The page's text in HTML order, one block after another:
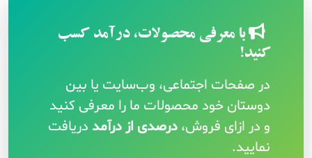
با معرفی محصولات، درآمد کسب
کنید!
در صفحات اجتماعی، وب‌سایت یا بین
دوستان خود محصولات ما را معرفی کنید
و در ازای فروش، درصدی از درآمد دریافت
نمایید.